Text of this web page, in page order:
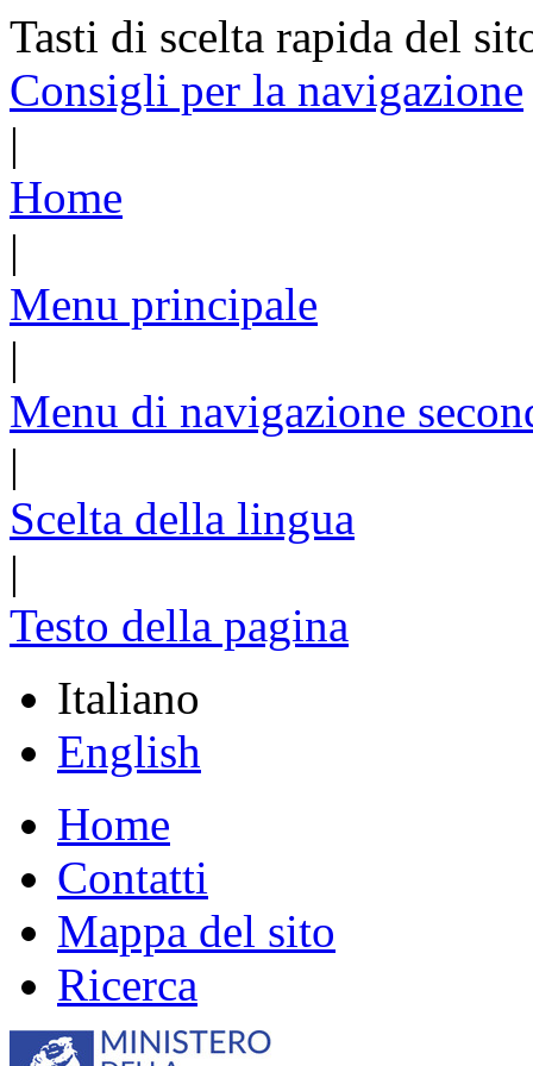
Tasti di scelta rapida del
Consigli per la navigazione
|
Home
|
Menu principale
|
Menu di navigazione
|
Scelta della lingua
|
Testo della pagina
Italiano
English
Home
Contatti
Mappa del sito
Ricerca